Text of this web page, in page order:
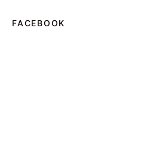
FACEBOOK